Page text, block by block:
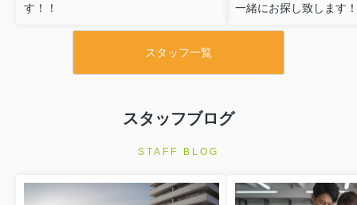
す！！
一緒にお探し致します
スタッフ一覧
スタッフブログ
STAFF BLOG